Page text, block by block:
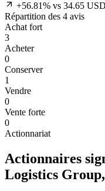
+56.81% vs 34.65 USD
Répartition des 4 avis
Achat fort
3
Acheter
0
Conserver
1
Vendre
0
Vente forte
0
Actionnariat
Actionnaires
Logistics